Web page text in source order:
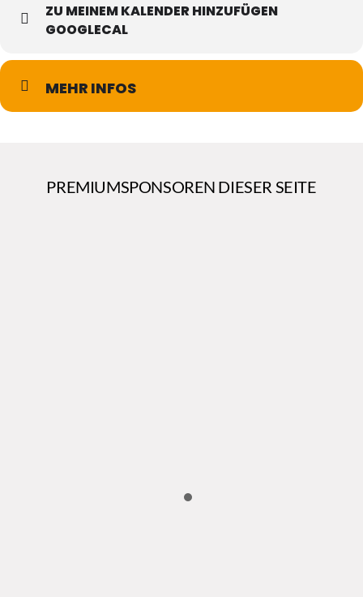
ZU MEINEM KALENDER HINZUFÜGEN
GOOGLECAL
MEHR INFOS
PREMIUMSPONSOREN DIESER SEITE